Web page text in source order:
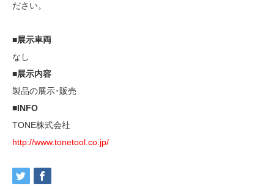
ださい。
■展示車両
なし
■展示内容
製品の展示･販売
■INFO
TONE株式会社
http://www.tonetool.co.jp/